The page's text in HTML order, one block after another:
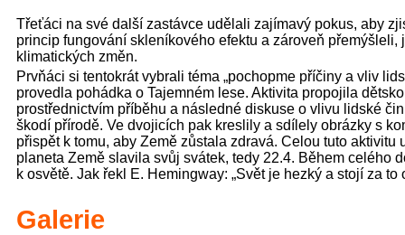
stříbro z přehazované pro 1.st
Třeťáci na své další zastávce udělali zajímavý pokus, aby
princip fungování skleníkového efektu a zároveň
klimatických změn.
Prvňáci si tentokrát vybrali téma „pochopme příčiny a vliv
provedla pohádka o Tajemném lese. Aktivita propojila
prostřednictvím příběhu a následné diskuse o vlivu lidské
škodí přírodě. Ve dvojicích pak kreslily a sdílely obrázky s
přispět k tomu, aby Země zůstala zdravá. Celou tuto
planeta Země slavila svůj svátek, tedy 22.4. Během celého
k osvětě. Jak řekl E. Hemingway: „Svět je hezký a stojí za to
Galerie